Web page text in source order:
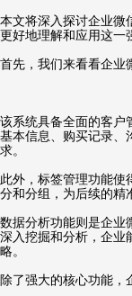
本文将深入探讨企业微
更好地理解和应用这一
首先，我们来看看企业
该系统具备全面的客户
基本信息、购买记录、
求。
此外，标签管理功能使
分和分组，为后续的精
数据分析功能则是企业
深入挖掘和分析，企业
略。
除了强大的核心功能，